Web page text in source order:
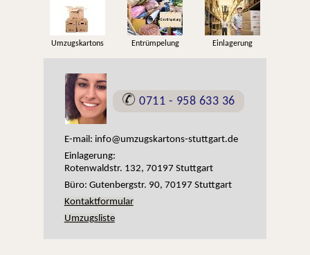
Umzugskartons Entrümpelung Einlagerung
0711 - 958 633 36
E-mail: info@umzugskartons-stuttgart.de
Einlagerung:
Rotenwaldstr. 132, 70197 Stuttgart
Büro: Gutenbergstr. 90, 70197 Stuttgart
Kontaktformular
Umzugsliste